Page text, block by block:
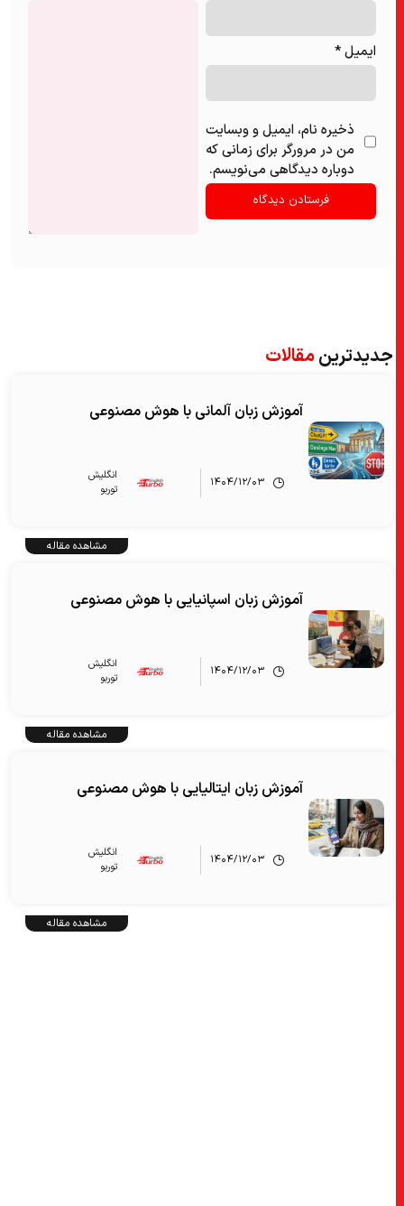
ایمیل*
ذخیره نام، ایمیل و وبسایت
من در مرورگر برای زمانی که
دوباره دیدگاهی می‌نویسم.
جدیدترینمقالات
آموزش زبان آلمانی با هوش مصنوعی
۱۴۰۴/۱۲/۰۳
انگلیش‌
توربو
مشاهده مقاله
آموزش زبان اسپانیایی با هوش مصنوعی
۱۴۰۴/۱۲/۰۳
انگلیش‌
توربو
مشاهده مقاله
آموزش زبان ایتالیایی با هوش مصنوعی
۱۴۰۴/۱۲/۰۳
انگلیش‌
توربو
مشاهده مقاله